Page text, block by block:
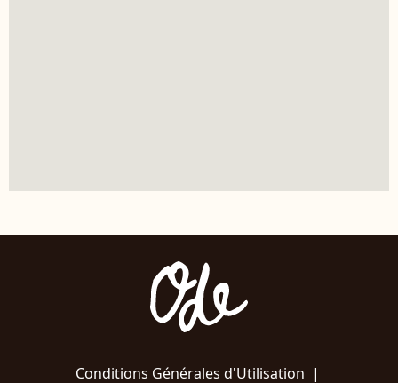
Conditions Générales d'Utilisation |